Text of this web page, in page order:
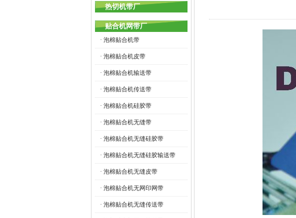
热切机带厂
贴合机网带厂
· 泡棉贴合机带
· 泡棉贴合机皮带
· 泡棉贴合机输送带
· 泡棉贴合机传送带
· 泡棉贴合机硅胶带
· 泡棉贴合机无缝带
· 泡棉贴合机无缝硅胶带
· 泡棉贴合机无缝硅胶输送带
· 泡棉贴合机无缝皮带
· 泡棉贴合机无网印网带
· 泡棉贴合机无缝传送带